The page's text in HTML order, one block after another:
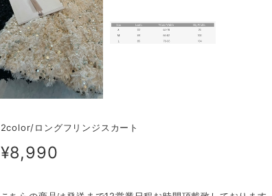
2color/ロングフリンジスカート
¥8,990